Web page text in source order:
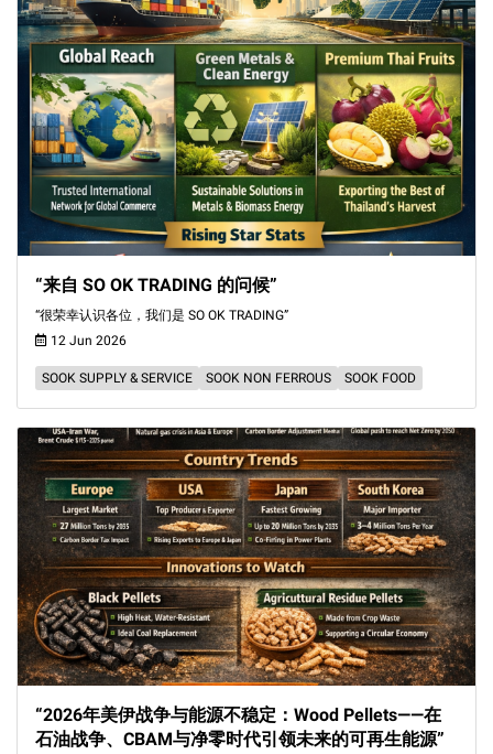
“来自 SO OK TRADING 的问候”
“很荣幸认识各位，我们是 SO OK TRADING”
12 Jun 2026
SOOK SUPPLY & SERVICE SOOK NON FERROUS SOOK FOOD
“2026年美伊战争与能源不稳定：Wood Pellets——在
石油战争、CBAM与净零时代引领未来的可再生能源”